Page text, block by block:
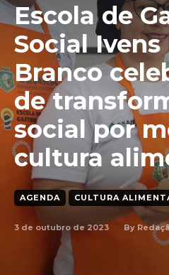
Escola de
Social Ivens
Branco
de
social por
cultura
AGENDA CULTURA
3 de outubro de 2023 By